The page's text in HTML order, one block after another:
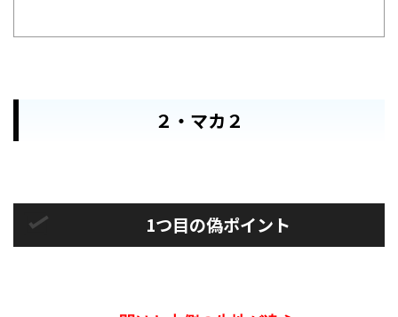
２・マカ２
1つ目の偽ポイント